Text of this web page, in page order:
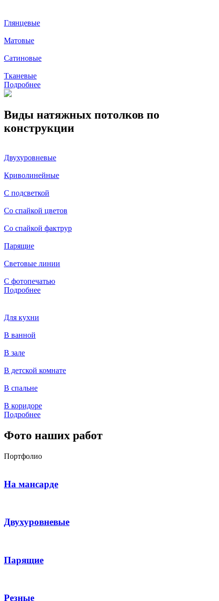
Глянцевые
Матовые
Сатиновые
Тканевые
Подробнее
Виды натяжных потолков по
конструкции
Двухуровневые
Криволинейные
С подсветкой
Со спайкой цветов
Со спайкой фактрур
Парящие
Световые линии
С фотопечатью
Подробнее
Для кухни
В ванной
В зале
В детской комнате
В спальне
В коридоре
Подробнее
Фото наших работ
Портфолио
На мансарде
Двухуровневые
Парящие
Резные